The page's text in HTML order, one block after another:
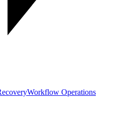
Workflow Operations